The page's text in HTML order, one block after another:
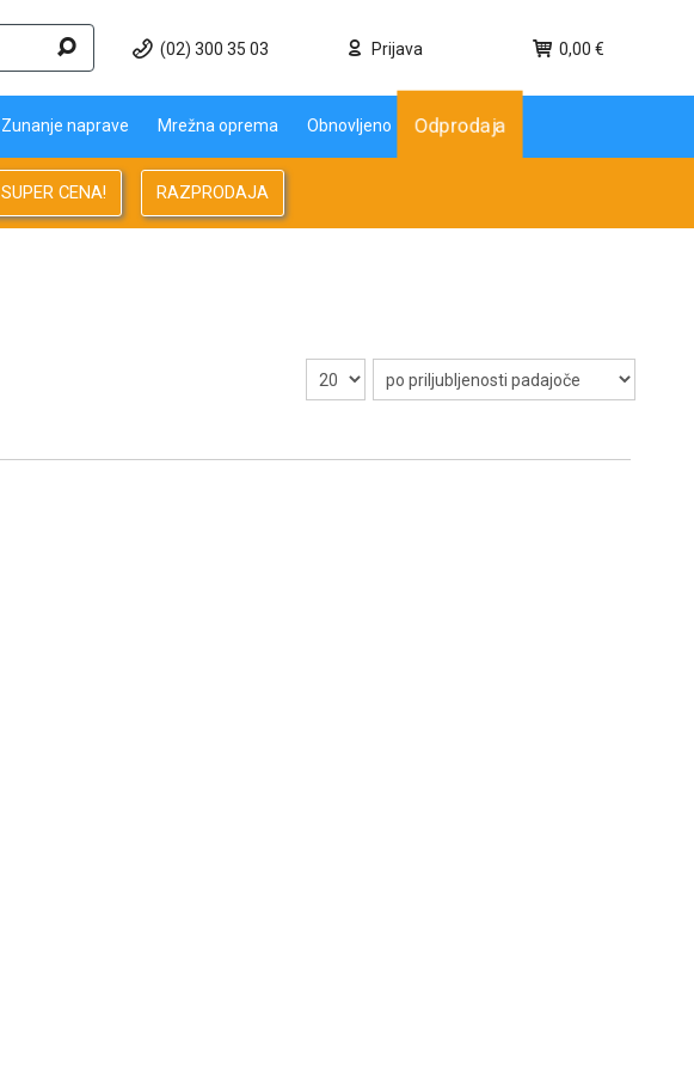
(02) 300 35 03 Prijava 0,00 €
Zunanje naprave Mrežna oprema Obnovljeno Odprodaja
SUPER CENA! RAZPRODAJA